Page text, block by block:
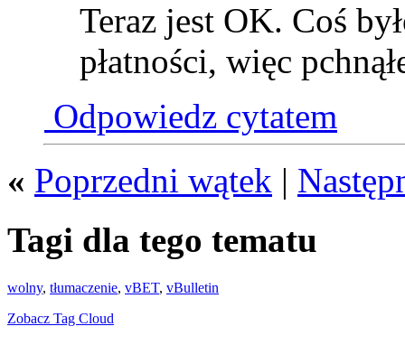
Teraz jest OK. Coś
płatności, więc
Odpowiedz cytatem
« Poprzedni wątek |
Tagi dla tego tematu
wolny, tłumaczenie, vBET, vBulletin
Zobacz Tag Cloud